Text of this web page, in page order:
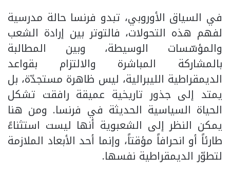
في السياق الأوروبي، تبدو فرنسا حالة مدرسية
لفهم هذه التحولات، فالتوتر بين إرادة الشعب
والمؤسّسات الوسيطة، وبين المطالبة
بالمشاركة المباشرة والالتزام بقواعد
الديمقراطية الليبرالية، ليس ظاهرة مستجدّة، بل
يمتد إلى جذور تاريخية عميقة رافقت تشكل
الحياة السياسية الحديثة في فرنسا. ومن هنا
يمكن النظر إلى الشعبوية أنها ليست استثناءً
طارئاً أو انحرافاً مؤقتاً، وإنما أحد الأبعاد الملازمة
لتطوّر الديمقراطية نفسها.